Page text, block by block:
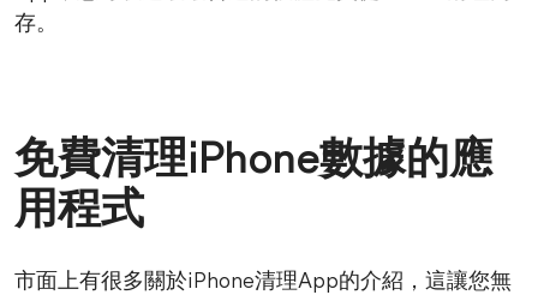
存。
免費清理iPhone數據的應
用程式
市面上有很多關於iPhone清理App的介紹，這讓您無